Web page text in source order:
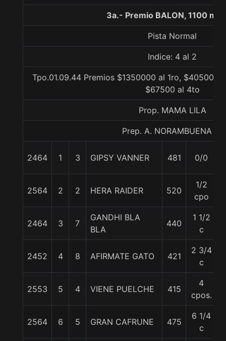
3a.- Premio BALON, 1100
Pista Normal
Indice: 4 al 2
Tpo.01.09.44 Premios $1350000 al 1ro, $405000
$67500 al 4to
Prop. MAMA LILA
Prep. A. NORAMBUENA G.
2464 1 3 GIPSY VANNER 481 0/0
2564 2 2 HERA RAIDER 520
1/2
cpo
2464 3 7
GANDHI BLA
BLA
440
1 1/2
c
2452 4 8 AFIRMATE GATO 421
2 3/4
c
2553 5 4 VIENE PUELCHE 415
4
cpos.
2564 6 5 GRAN CAFRUNE 475
6 1/4
c